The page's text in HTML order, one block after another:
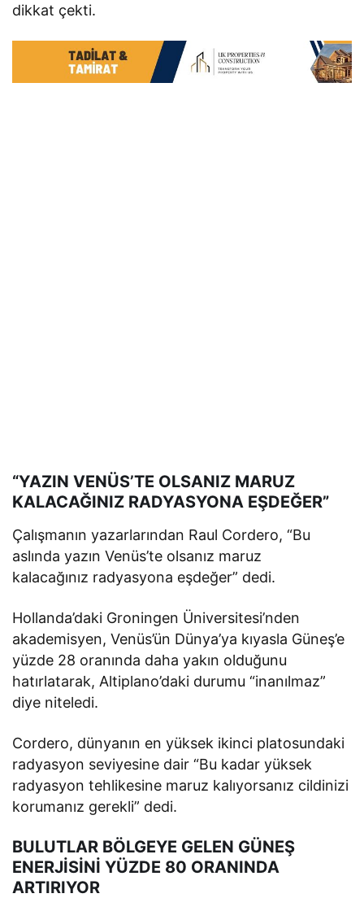
dikkat çekti.
“YAZIN VENÜS’TE OLSANIZ MARUZ
KALACAĞINIZ RADYASYONA EŞDEĞER”
Çalışmanın yazarlarından Raul Cordero, “Bu
aslında yazın Venüs’te olsanız maruz
kalacağınız radyasyona eşdeğer” dedi.
Hollanda’daki Groningen Üniversitesi’nden
akademisyen, Venüs’ün Dünya’ya kıyasla Güneş’e
yüzde 28 oranında daha yakın olduğunu
hatırlatarak, Altiplano’daki durumu “inanılmaz”
diye niteledi.
Cordero, dünyanın en yüksek ikinci platosundaki
radyasyon seviyesine dair “Bu kadar yüksek
radyasyon tehlikesine maruz kalıyorsanız cildinizi
korumanız gerekli” dedi.
BULUTLAR BÖLGEYE GELEN GÜNEŞ
ENERJİSİNİ YÜZDE 80 ORANINDA
ARTIRIYOR